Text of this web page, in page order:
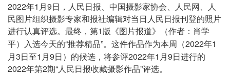
2022年1月9日，人民日报、中国摄影家协会、人民网、人
民图片组织摄影专家和报社编辑对当日人民日报刊登的照片
进行认真评选。最终，第1版《图片报道》（作者： 肖学
平）入选今天的“推荐精品”。这件作品作为本周（2022年1
月3日至1月9日）的候选，将参评2022年1月9日进行的
2022年第2期“人民日报收藏摄影作品”评选。